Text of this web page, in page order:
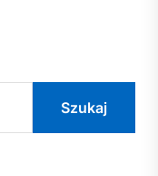
Szukaj